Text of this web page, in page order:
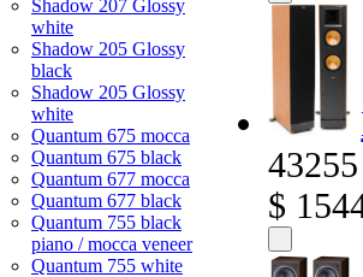
Shadow 207 Glossy
white
Shadow 205 Glossy
black
Shadow 205 Glossy
white
Quantum 675 mocca
Quantum 675 black
Quantum 677 mocca
Quantum 677 black
Quantum 755 black
piano / mocca veneer
Quantum 755 white
$